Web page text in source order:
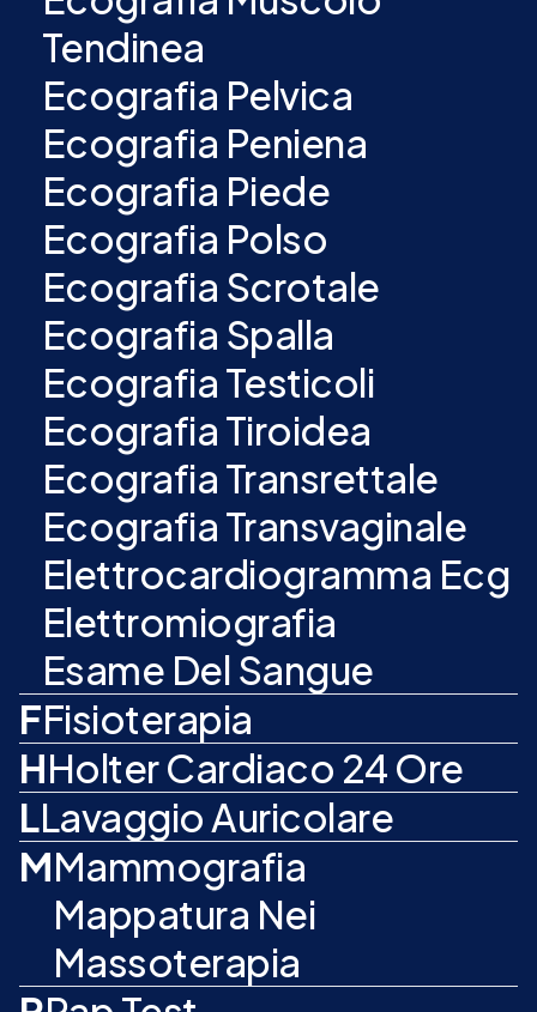
Tendinea
Ecografia Pelvica
Ecografia Peniena
Ecografia Piede
Ecografia Polso
Ecografia Scrotale
Ecografia Spalla
Ecografia Testicoli
Ecografia Tiroidea
Ecografia Transrettale
Ecografia Transvaginale
Elettrocardiogramma Ecg
Elettromiografia
Esame Del Sangue
FFisioterapia
HHolter Cardiaco 24 Ore
LLavaggio Auricolare
MMammografia
Mappatura Nei
Massoterapia